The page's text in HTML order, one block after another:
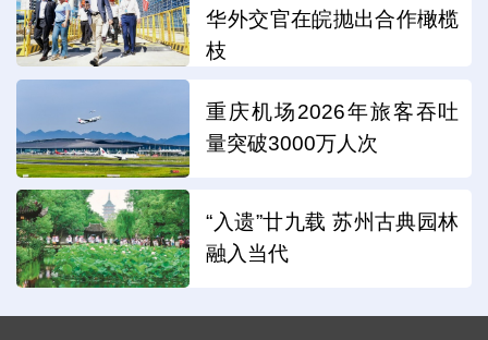
华外交官在皖抛出合作橄榄
枝
重庆机场2026年旅客吞吐
量突破3000万人次
“入遗”廿九载 苏州古典园林
融入当代